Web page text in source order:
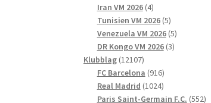
Iran VM 2026 44
produkter
Tunisien VM 2026 55
produkter
Venezuela VM 2026 55
produkter
DR Kongo VM 2026 33
Klubblag 1210712107
produkter
FC Barcelona 916916
produkter
Real Madrid 10241024
produkter
Paris Saint-Germain F.C. 552552